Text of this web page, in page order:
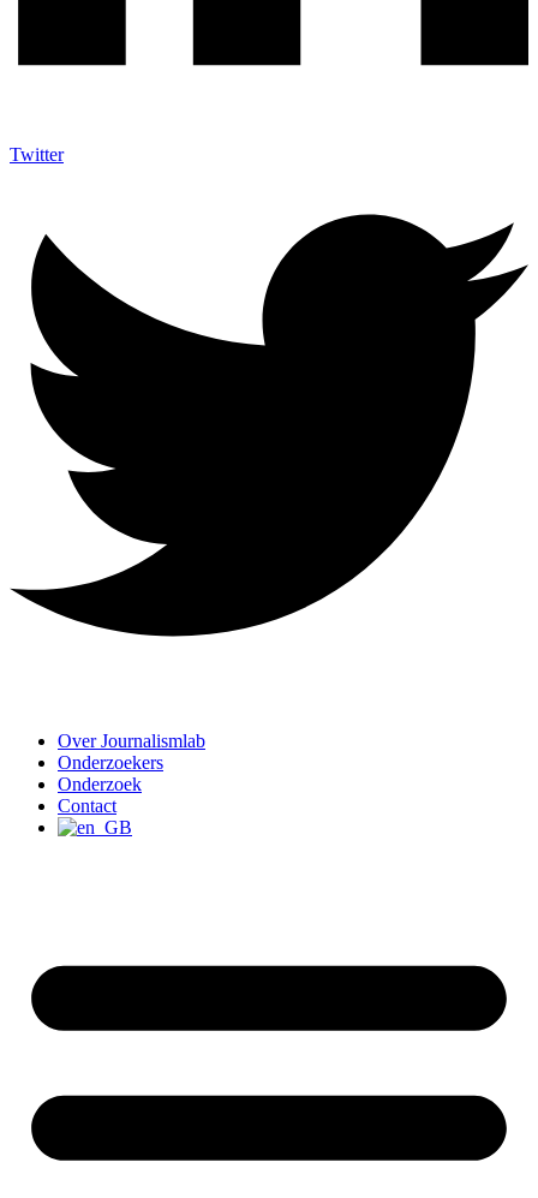
Twitter
Over Journalismlab
Onderzoekers
Onderzoek
Contact